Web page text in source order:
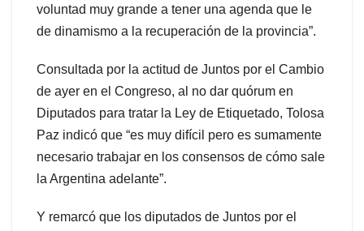
voluntad muy grande a tener una agenda que le
de dinamismo a la recuperación de la provincia”.
Consultada por la actitud de Juntos por el Cambio
de ayer en el Congreso, al no dar quórum en
Diputados para tratar la Ley de Etiquetado, Tolosa
Paz indicó que “es muy difícil pero es sumamente
necesario trabajar en los consensos de cómo sale
la Argentina adelante”.
Y remarcó que los diputados de Juntos por el